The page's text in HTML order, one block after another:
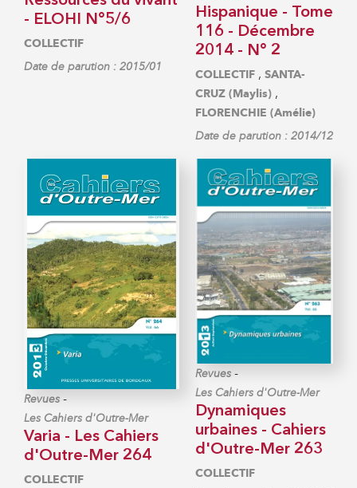
- ELOHI N°5/6
COLLECTIF
Date de parution : 2015/01
Hispanique - Tome
116 - Décembre
2014 - N° 2
COLLECTIF , SANTA-
CRUZ (Maylis) ,
FLORENCHIE (Amélie)
Date de parution : 2014/12
Revues -
Les Cahiers d'Outre-Mer
Varia - Les Cahiers
d'Outre-Mer 264
COLLECTIF
Revues -
Les Cahiers d'Outre-Mer
Dynamiques
urbaines - Cahiers
d'Outre-Mer 263
COLLECTIF